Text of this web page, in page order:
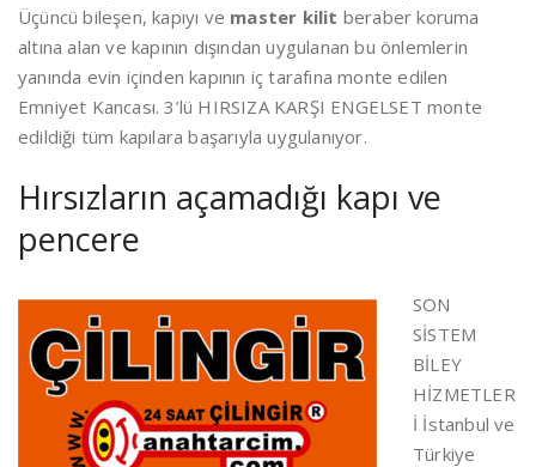
Üçüncü bileşen, kapıyı ve master kilit beraber koruma
altına alan ve kapının dışından uygulanan bu önlemlerin
yanında evin içinden kapının iç tarafına monte edilen
Emniyet Kancası. 3’lü HIRSIZA KARŞI ENGELSET monte
edildiği tüm kapılara başarıyla uygulanıyor.
Hırsızların açamadığı kapı ve
pencere
SON
SİSTEM
BİLEY
HİZMETLER
İ İstanbul ve
Türkiye